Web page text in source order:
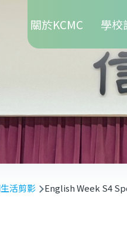
關於KCMC 學校
活剪影 English Week S4